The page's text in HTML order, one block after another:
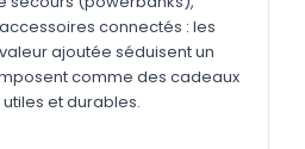
connectés : les
ajoutée séduisent un
comme des cadeaux
et durables.